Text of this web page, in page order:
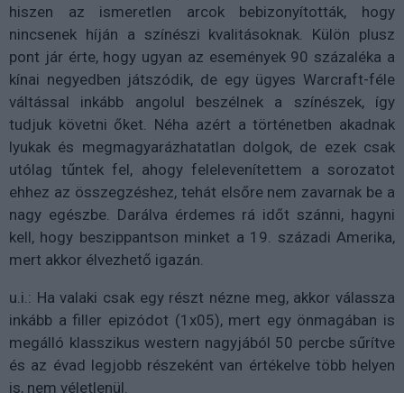
hiszen az ismeretlen arcok bebizonyították, hogy
nincsenek híján a színészi kvalitásoknak. Külön plusz
pont jár érte, hogy ugyan az események 90 százaléka a
kínai negyedben játszódik, de egy ügyes Warcraft-féle
váltással inkább angolul beszélnek a színészek, így
tudjuk követni őket. Néha azért a történetben akadnak
lyukak és megmagyarázhatatlan dolgok, de ezek csak
utólag tűntek fel, ahogy felelevenítettem a sorozatot
ehhez az összegzéshez, tehát elsőre nem zavarnak be a
nagy egészbe. Darálva érdemes rá időt szánni, hagyni
kell, hogy beszippantson minket a 19. századi Amerika,
mert akkor élvezhető igazán.
u.i.: Ha valaki csak egy részt nézne meg, akkor válassza
inkább a filler epizódot (1x05), mert egy önmagában is
megálló klasszikus western nagyjából 50 percbe sűrítve
és az évad legjobb részeként van értékelve több helyen
is, nem véletlenül.